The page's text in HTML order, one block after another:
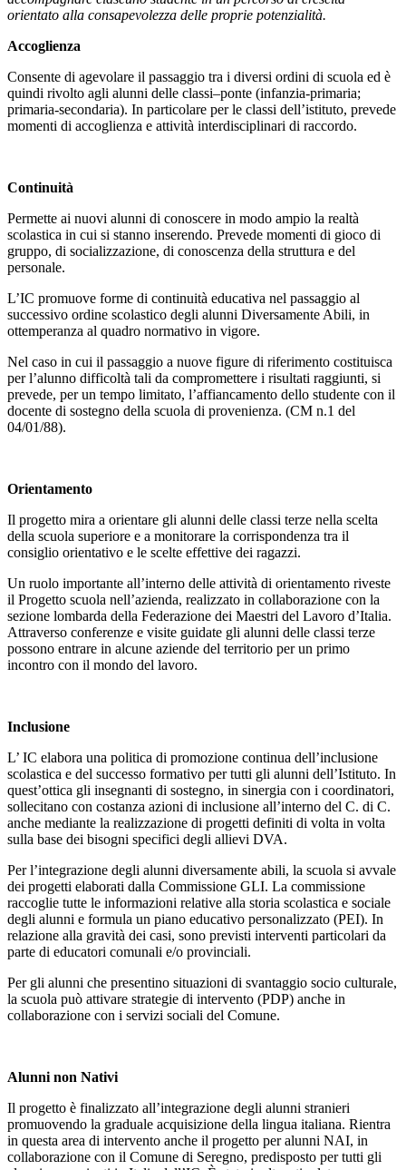
orientato alla consapevolezza delle proprie potenzialità.
Accoglienza
Consente di agevolare il passaggio tra i diversi ordini di scuola ed è
quindi rivolto agli alunni delle classi–ponte (infanzia-primaria;
primaria-secondaria). In particolare per le classi dell’istituto, prevede
momenti di accoglienza e attività interdisciplinari di raccordo.
Continuità
Permette ai nuovi alunni di conoscere in modo ampio la realtà
scolastica in cui si stanno inserendo. Prevede momenti di gioco di
gruppo, di socializzazione, di conoscenza della struttura e del
personale.
L’IC promuove forme di continuità educativa nel passaggio al
successivo ordine scolastico degli alunni Diversamente Abili, in
ottemperanza al quadro normativo in vigore.
Nel caso in cui il passaggio a nuove figure di riferimento costituisca
per l’alunno difficoltà tali da compromettere i risultati raggiunti, si
prevede, per un tempo limitato, l’affiancamento dello studente con il
docente di sostegno della scuola di provenienza. (CM n.1 del
04/01/88).
Orientamento
Il progetto mira a orientare gli alunni delle classi terze nella scelta
della scuola superiore e a monitorare la corrispondenza tra il
consiglio orientativo e le scelte effettive dei ragazzi.
Un ruolo importante all’interno delle attività di orientamento riveste
il Progetto scuola nell’azienda, realizzato in collaborazione con la
sezione lombarda della Federazione dei Maestri del Lavoro d’Italia.
Attraverso conferenze e visite guidate gli alunni delle classi terze
possono entrare in alcune aziende del territorio per un primo
incontro con il mondo del lavoro.
Inclusione
L’ IC elabora una politica di promozione continua dell’inclusione
scolastica e del successo formativo per tutti gli alunni dell’Istituto. In
quest’ottica gli insegnanti di sostegno, in sinergia con i coordinatori,
sollecitano con costanza azioni di inclusione all’interno del C. di C.
anche mediante la realizzazione di progetti definiti di volta in volta
sulla base dei bisogni specifici degli allievi DVA.
Per l’integrazione degli alunni diversamente abili, la scuola si avvale
dei progetti elaborati dalla Commissione GLI. La commissione
raccoglie tutte le informazioni relative alla storia scolastica e sociale
degli alunni e formula un piano educativo personalizzato (PEI). In
relazione alla gravità dei casi, sono previsti interventi particolari da
parte di educatori comunali e/o provinciali.
Per gli alunni che presentino situazioni di svantaggio socio culturale,
la scuola può attivare strategie di intervento (PDP) anche in
collaborazione con i servizi sociali del Comune.
Alunni non Nativi
Il progetto è finalizzato all’integrazione degli alunni stranieri
promuovendo la graduale acquisizione della lingua italiana. Rientra
in questa area di intervento anche il progetto per alunni NAI, in
collaborazione con il Comune di Seregno, predisposto per tutti gli